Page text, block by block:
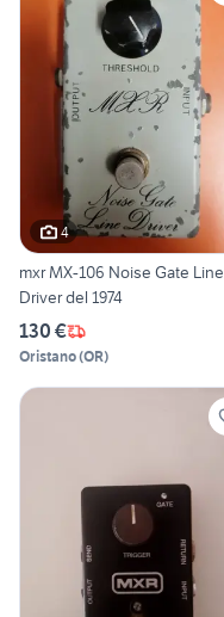
4
mxr MX-106 Noise Gate Line
Driver del 1974
130 €
Oristano(OR)